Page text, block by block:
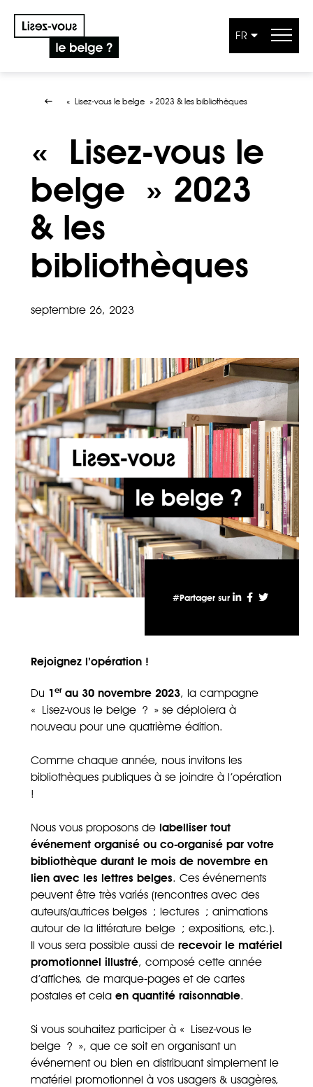
FR
« Lisez-vous le belge » 2023 & les bibliothèques
« Lisez-vous le
belge » 2023
& les
bibliothèques
septembre 26, 2023
#Partager sur
Rejoignez l’opération !
Du 1 er au 30 novembre 2023, la campagne
« Lisez-vous le belge ? » se déploiera à
nouveau pour une quatrième édition.
Comme chaque année, nous invitons les
bibliothèques publiques à se joindre à l’opération
!
Nous vous proposons de labelliser tout
événement organisé ou co-organisé par votre
bibliothèque durant le mois de novembre en
lien avec les lettres belges. Ces événements
peuvent être très variés (rencontres avec des
auteurs/autrices belges ; lectures ; animations
autour de la littérature belge ; expositions, etc.).
Il vous sera possible aussi de recevoir le matériel
promotionnel illustré, composé cette année
d’affiches, de marque-pages et de cartes
postales et cela en quantité raisonnable.
Si vous souhaitez participer à « Lisez-vous le
belge ? », que ce soit en organisant un
événement ou bien en distribuant simplement le
matériel promotionnel à vos usagers & usagères,